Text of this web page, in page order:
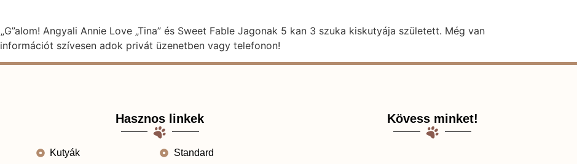
Angyali Annie Love „Tina” és Sweet Fable Jagonak 5 kan 3 szuka kiskutyája született. Még van
szívesen adok privát üzenetben vagy telefonon!
Hasznos linkek
Kutyák Standard
Kövess minket!